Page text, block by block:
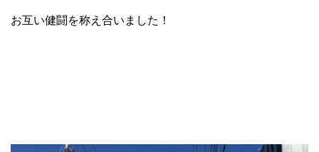
お互い健闘を称え合いました！